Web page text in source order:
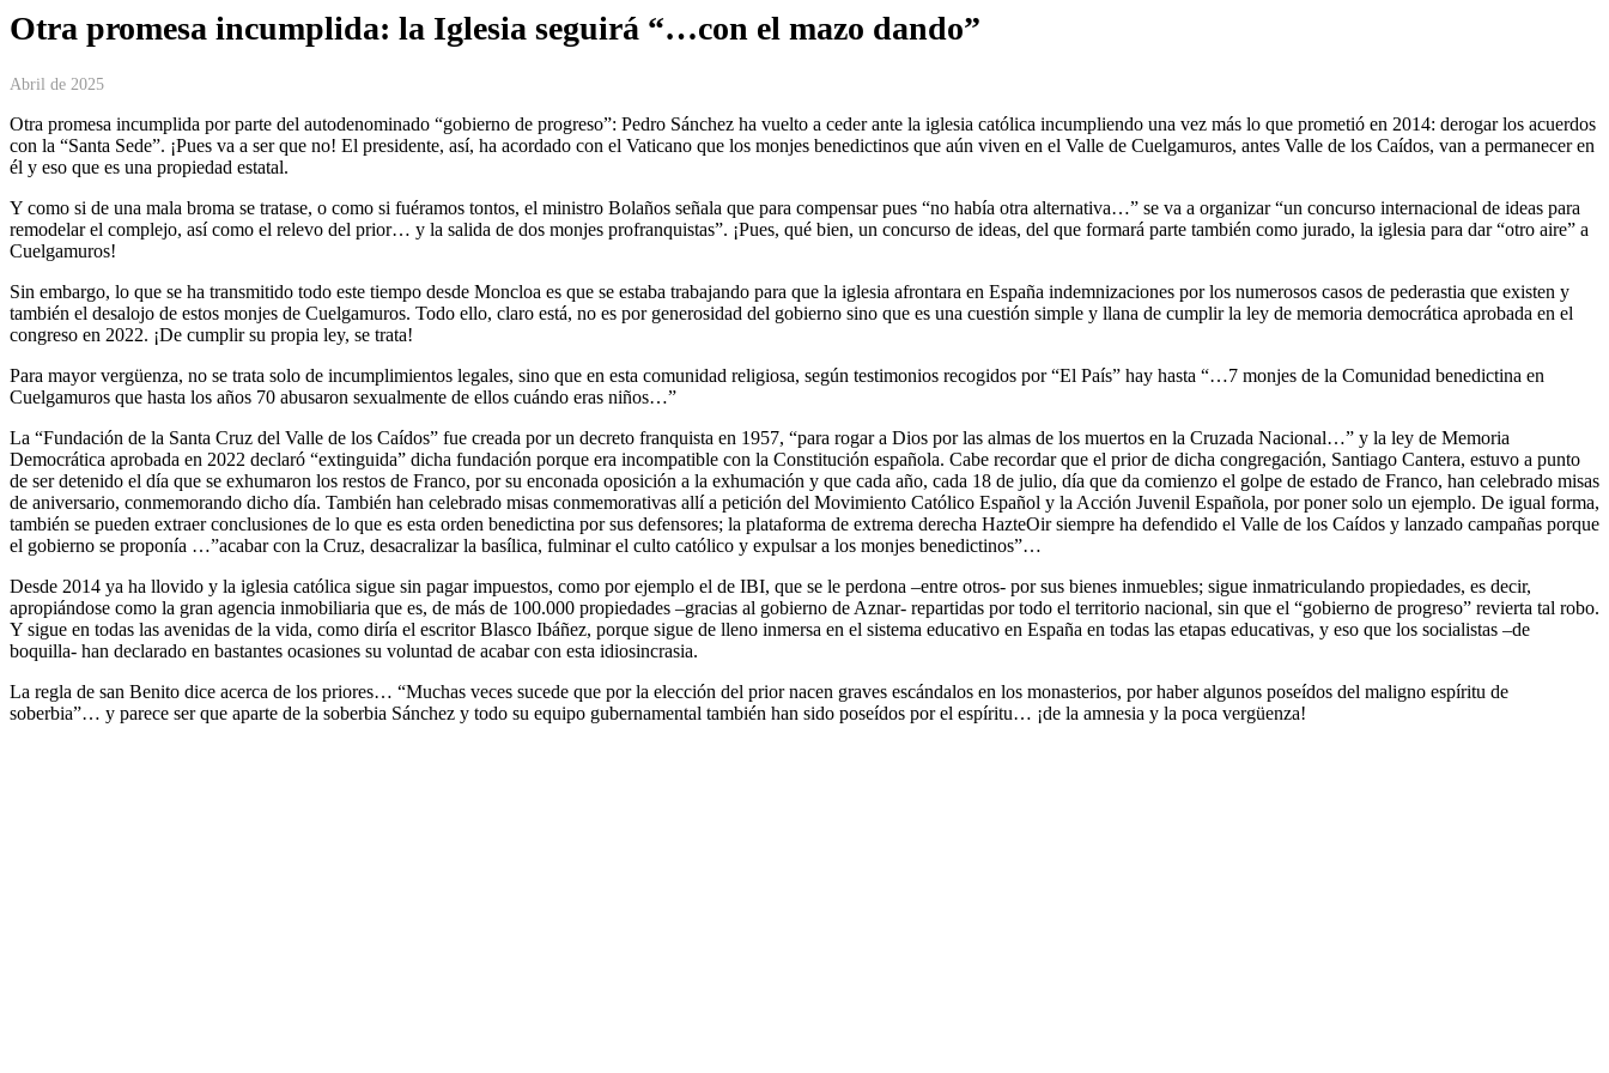
Otra promesa incumplida: la Iglesia seguirá “…con el mazo dando”
Abril de 2025
Otra promesa incumplida por parte del autodenominado “gobierno de progreso”: Pedro Sánchez ha vuelto a ceder ante la iglesia católica incumpliendo una vez más lo que prometió en 2014: derogar los acuerdos
con la “Santa Sede”. ¡Pues va a ser que no! El presidente, así, ha acordado con el Vaticano que los monjes benedictinos que aún viven en el Valle de Cuelgamuros, antes Valle de los Caídos, van a permanecer en
él y eso que es una propiedad estatal.
Y como si de una mala broma se tratase, o como si fuéramos tontos, el ministro Bolaños señala que para compensar pues “no había otra alternativa…” se va a organizar “un concurso internacional de ideas para
remodelar el complejo, así como el relevo del prior… y la salida de dos monjes profranquistas”. ¡Pues, qué bien, un concurso de ideas, del que formará parte también como jurado, la iglesia para dar “otro aire” a
Cuelgamuros!
Sin embargo, lo que se ha transmitido todo este tiempo desde Moncloa es que se estaba trabajando para que la iglesia afrontara en España indemnizaciones por los numerosos casos de pederastia que existen y
también el desalojo de estos monjes de Cuelgamuros. Todo ello, claro está, no es por generosidad del gobierno sino que es una cuestión simple y llana de cumplir la ley de memoria democrática aprobada en el
congreso en 2022. ¡De cumplir su propia ley, se trata!
Para mayor vergüenza, no se trata solo de incumplimientos legales, sino que en esta comunidad religiosa, según testimonios recogidos por “El País” hay hasta “…7 monjes de la Comunidad benedictina en
Cuelgamuros que hasta los años 70 abusaron sexualmente de ellos cuándo eras niños…”
La “Fundación de la Santa Cruz del Valle de los Caídos” fue creada por un decreto franquista en 1957, “para rogar a Dios por las almas de los muertos en la Cruzada Nacional…” y la ley de Memoria
Democrática aprobada en 2022 declaró “extinguida” dicha fundación porque era incompatible con la Constitución española. Cabe recordar que el prior de dicha congregación, Santiago Cantera, estuvo a punto
de ser detenido el día que se exhumaron los restos de Franco, por su enconada oposición a la exhumación y que cada año, cada 18 de julio, día que da comienzo el golpe de estado de Franco, han celebrado misas
de aniversario, conmemorando dicho día. También han celebrado misas conmemorativas allí a petición del Movimiento Católico Español y la Acción Juvenil Española, por poner solo un ejemplo. De igual forma,
también se pueden extraer conclusiones de lo que es esta orden benedictina por sus defensores; la plataforma de extrema derecha HazteOir siempre ha defendido el Valle de los Caídos y lanzado campañas porque
el gobierno se proponía …”acabar con la Cruz, desacralizar la basílica, fulminar el culto católico y expulsar a los monjes benedictinos”…
Desde 2014 ya ha llovido y la iglesia católica sigue sin pagar impuestos, como por ejemplo el de IBI, que se le perdona –entre otros- por sus bienes inmuebles; sigue inmatriculando propiedades, es decir,
apropiándose como la gran agencia inmobiliaria que es, de más de 100.000 propiedades –gracias al gobierno de Aznar- repartidas por todo el territorio nacional, sin que el “gobierno de progreso” revierta tal robo.
Y sigue en todas las avenidas de la vida, como diría el escritor Blasco Ibáñez, porque sigue de lleno inmersa en el sistema educativo en España en todas las etapas educativas, y eso que los socialistas –de
boquilla- han declarado en bastantes ocasiones su voluntad de acabar con esta idiosincrasia.
La regla de san Benito dice acerca de los priores… “Muchas veces sucede que por la elección del prior nacen graves escándalos en los monasterios, por haber algunos poseídos del maligno espíritu de
soberbia”… y parece ser que aparte de la soberbia Sánchez y todo su equipo gubernamental también han sido poseídos por el espíritu… ¡de la amnesia y la poca vergüenza!